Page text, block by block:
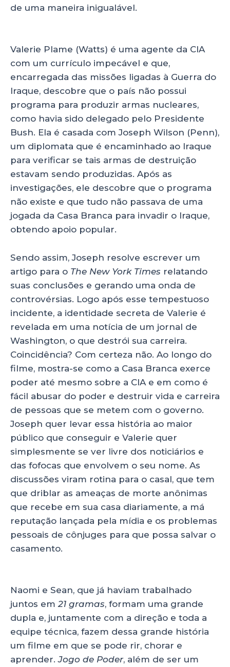
de uma maneira inigualável.
Valerie Plame (Watts) é uma agente da CIA
com um currículo impecável e que,
encarregada das missões ligadas à Guerra do
Iraque, descobre que o país não possui
programa para produzir armas nucleares,
como havia sido delegado pelo Presidente
Bush. Ela é casada com Joseph Wilson (Penn),
um diplomata que é encaminhado ao Iraque
para verificar se tais armas de destruição
estavam sendo produzidas. Após as
investigações, ele descobre que o programa
não existe e que tudo não passava de uma
jogada da Casa Branca para invadir o Iraque,
obtendo apoio popular.
Sendo assim, Joseph resolve escrever um
artigo para o The New York Times relatando
suas conclusões e gerando uma onda de
controvérsias. Logo após esse tempestuoso
incidente, a identidade secreta de Valerie é
revelada em uma notícia de um jornal de
Washington, o que destrói sua carreira.
Coincidência? Com certeza não. Ao longo do
filme, mostra-se como a Casa Branca exerce
poder até mesmo sobre a CIA e em como é
fácil abusar do poder e destruir vida e carreira
de pessoas que se metem com o governo.
Joseph quer levar essa história ao maior
público que conseguir e Valerie quer
simplesmente se ver livre dos noticiários e
das fofocas que envolvem o seu nome. As
discussões viram rotina para o casal, que tem
que driblar as ameaças de morte anônimas
que recebe em sua casa diariamente, a má
reputação lançada pela mídia e os problemas
pessoais de cônjuges para que possa salvar o
casamento.
Naomi e Sean, que já haviam trabalhado
juntos em21 gramas, formam uma grande
dupla e, juntamente com a direção e toda a
equipe técnica, fazem dessa grande história
um filme em que se pode rir, chorar e
aprender.Jogo de Poder, além de ser um